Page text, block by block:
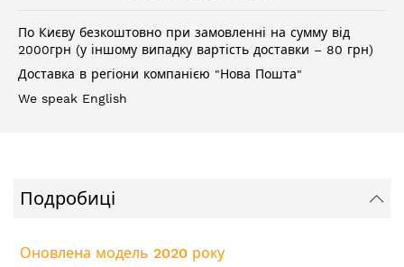
По Києву безкоштовно при замовленні на сумму від
2000грн (у іншому випадку вартість доставки – 80 грн)
Доставка в регіони компанією "Нова Пошта"
We speak English
Подробиці
Оновлена модель 2020 року